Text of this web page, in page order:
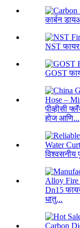
कार्बन
NST
GOST
पीव्हीसी
होज आणि...
विश्वसनीय
Dn15
धातु...